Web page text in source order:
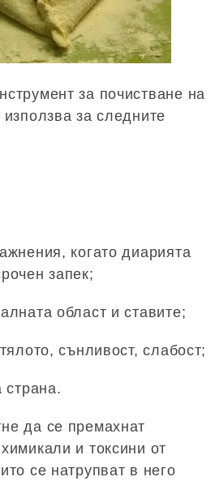
за почистване на
за следните
когато диарията
запек;
област и ставите;
сънливост, слабост;
страна.
да се премахнат
и токсини от
се натрупват в него